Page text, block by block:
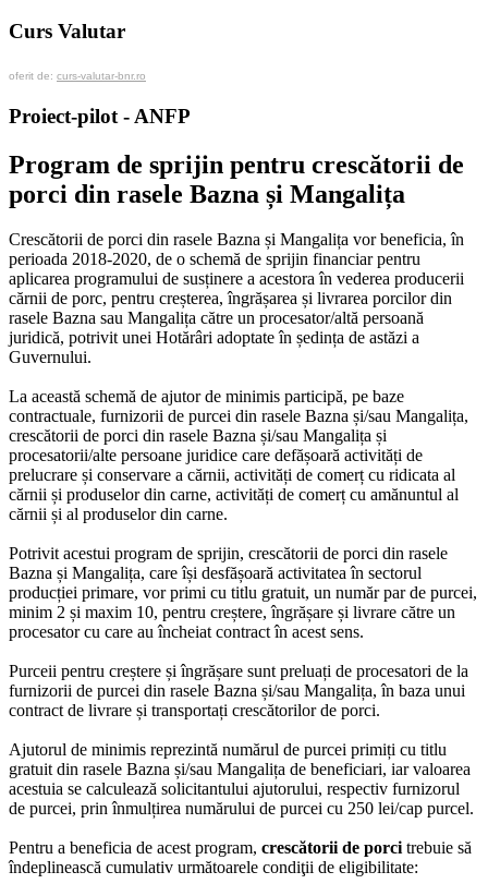
Curs Valutar
oferit de: curs-valutar-bnr.ro
Proiect-pilot - ANFP
Program de sprijin pentru crescătorii de
porci din rasele Bazna și Mangalița
Crescătorii de porci din rasele Bazna și Mangalița vor beneficia, în
perioada 2018-2020, de o schemă de sprijin financiar pentru
aplicarea programului de susținere a acestora în vederea producerii
cărnii de porc, pentru creșterea, îngrășarea și livrarea porcilor din
rasele Bazna sau Mangalița către un procesator/altă persoană
juridică, potrivit unei Hotărâri adoptate în ședința de astăzi a
Guvernului.
La această schemă de ajutor de minimis participă, pe baze
contractuale, furnizorii de purcei din rasele Bazna și/sau Mangalița,
crescătorii de porci din rasele Bazna și/sau Mangalița și
procesatorii/alte persoane juridice care defășoară activități de
prelucrare și conservare a cărnii, activități de comerț cu ridicata al
cărnii și produselor din carne, activități de comerț cu amănuntul al
cărnii și al produselor din carne.
Potrivit acestui program de sprijin, crescătorii de porci din rasele
Bazna și Mangalița, care își desfășoară activitatea în sectorul
producției primare, vor primi cu titlu gratuit, un număr par de purcei,
minim 2 și maxim 10, pentru creștere, îngrășare și livrare către un
procesator cu care au încheiat contract în acest sens.
Purceii pentru creștere și îngrășare sunt preluați de procesatori de la
furnizorii de purcei din rasele Bazna și/sau Mangalița, în baza unui
contract de livrare și transportați crescătorilor de porci.
Ajutorul de minimis reprezintă numărul de purcei primiți cu titlu
gratuit din rasele Bazna și/sau Mangalița de beneficiari, iar valoarea
acestuia se calculează solicitantului ajutorului, respectiv furnizorul
de purcei, prin înmulțirea numărului de purcei cu 250 lei/cap purcel.
Pentru a beneficia de acest program, crescătorii de porcitrebuie să
îndeplinească cumulativ următoarele condiţii de eligibilitate: